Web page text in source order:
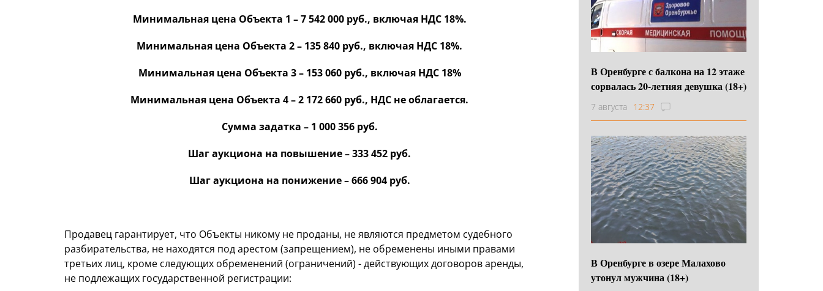
Минимальная цена Объекта 1 – 7 542 000 руб., включая НДС 18%.
Минимальная цена Объекта 2 – 135 840 руб., включая НДС 18%.
Минимальная цена Объекта 3 – 153 060 руб., включая НДС 18%
Минимальная цена Объекта 4 – 2 172 660 руб., НДС не облагается.
Сумма задатка – 1 000 356 руб.
Шаг аукциона на повышение – 333 452 руб.
Шаг аукциона на понижение – 666 904 руб.
Продавец гарантирует, что Объекты никому не проданы, не являются предметом судебного
разбирательства, не находятся под арестом (запрещением), не обременены иными правами
третьих лиц, кроме следующих обременений (ограничений) - действующих договоров аренды,
не подлежащих государственной регистрации:
В Оренбурге с балкона на 12 этаже
сорвалась 20-летняя девушка (18+)
7 августа 12:37
В Оренбурге в озере Малахово
утонул мужчина (18+)